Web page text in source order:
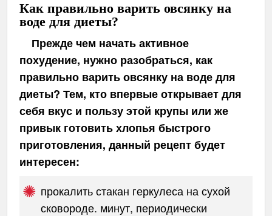
Как правильно варить овсянку на
воде для диеты?
Прежде чем начать активное
похудение, нужно разобраться, как
правильно варить овсянку на воде для
диеты? Тем, кто впервые открывает для
себя вкус и пользу этой крупы или же
привык готовить хлопья быстрого
приготовления, данный рецепт будет
интересен:
прокалить стакан геркулеса на сухой
сковороде. минут, периодически